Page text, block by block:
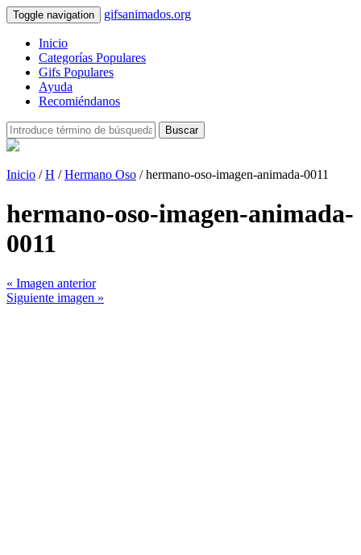
Toggle navigation gifsanimados.org
Inicio
Categorías Populares
Gifs Populares
Ayuda
Recomiéndanos
Buscar
Inicio /H /Hermano Oso / hermano-oso-imagen-animada-0011
hermano-oso-imagen-animada-
0011
« Imagen anterior
Siguiente imagen »